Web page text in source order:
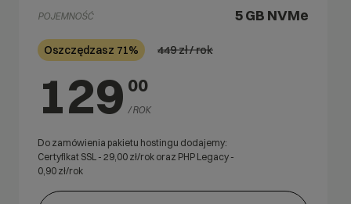
POJEMNOŚĆ 5 GB NVMe
Oszczędzasz 71% 449zł / rok
129 00
/ ROK
Do zamówienia pakietu hostingu dodajemy:
Certyfikat SSL - 29,00 zł/rok oraz PHP Legacy -
0,90 zł/rok